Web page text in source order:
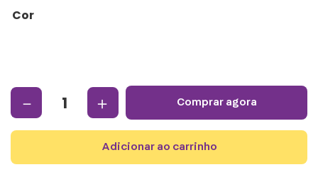
Cor
＋
－ comprar agora
adicionar ao carrinho